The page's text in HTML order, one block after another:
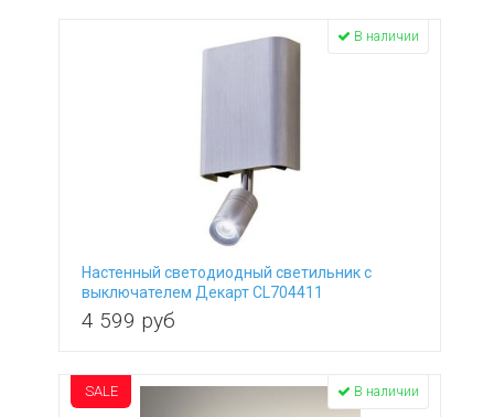
Настенный светодиодный светильник с
выключателем Декарт CL704411
4 599 руб
В наличии
SALE В наличии